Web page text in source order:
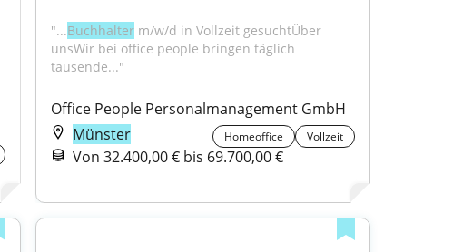
"...Buchhalter m/w/d in Vollzeit gesuchtÜber
unsWir bei office people bringen täglich
tausende..."
Office People Personalmanagement GmbH
Münster
Homeoffice Vollzeit
Von 32.400,00 € bis 69.700,00 €